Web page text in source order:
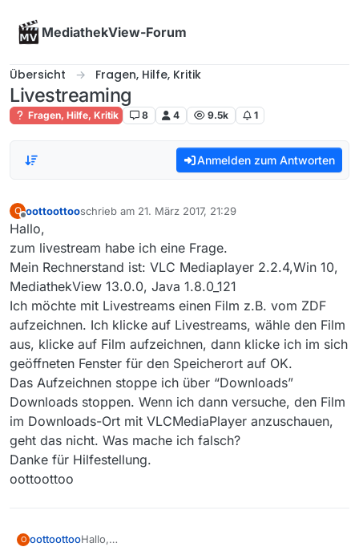
MediathekView-Forum
Übersicht Fragen, Hilfe, Kritik
Livestreaming
Fragen, Hilfe, Kritik 8 4 9.5k 1
Anmelden zum Antworten
O
Offline
oottoottooschrieb am 21. März 2017, 21:29
zuletzt editiert von
Hallo,
zum livestream habe ich eine Frage.
Mein Rechnerstand ist: VLC Mediaplayer 2.2.4,Win 10,
MediathekView 13.0.0, Java 1.8.0_121
Ich möchte mit Livestreams einen Film z.B. vom ZDF
aufzeichnen. Ich klicke auf Livestreams, wähle den Film
aus, klicke auf Film aufzeichnen, dann klicke ich im sich
geöffneten Fenster für den Speicherort auf OK.
Das Aufzeichnen stoppe ich über “Downloads”
Downloads stoppen. Wenn ich dann versuche, den Film
im Downloads-Ort mit VLCMediaPlayer anzuschauen,
geht das nicht. Was mache ich falsch?
Danke für Hilfestellung.
oottoottoo
O oottoottooHallo,